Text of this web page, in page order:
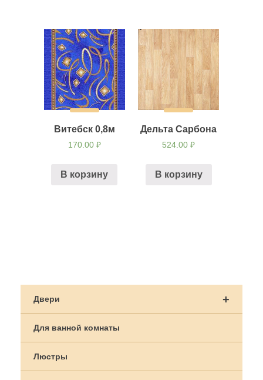
Витебск 0,8м
170.00 ₽
В корзину
Дельта Сарбона
524.00₽
В корзину
по
записям
+
Двери
Для ванной комнаты
Люстры